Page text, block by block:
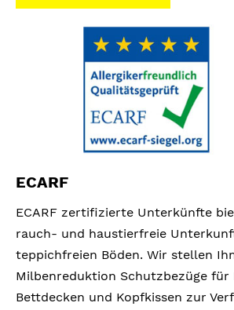
ECARF
ECARF zertifizierte Unterkünfte
rauch- und haustierfreie
teppichfreien Böden. Wir stellen
Milbenreduktion Schutzbezüge für
Bettdecken und Kopfkissen zur